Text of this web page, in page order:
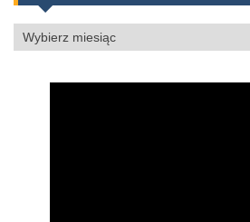
Archiwa